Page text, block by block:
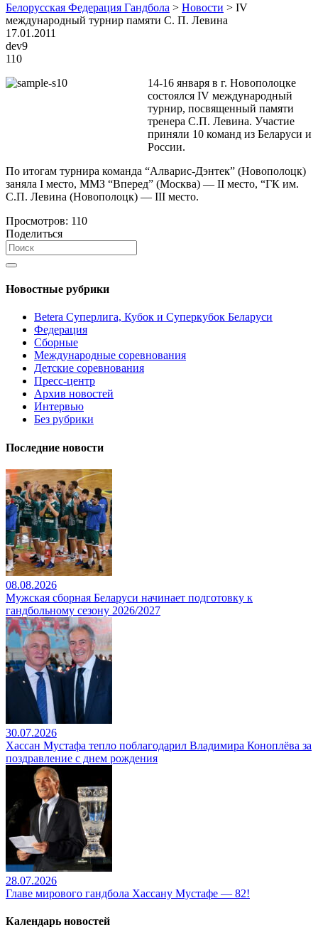
Белорусская Федерация Гандбола > Новости > IV
международный турнир памяти С. П. Левина
17.01.2011
dev9
110
14-16 января в г. Новополоцке
состоялся IV международный
турнир, посвященный памяти
тренера С.П. Левина. Участие
приняли 10 команд из Беларуси и
России.
По итогам турнира команда “Алварис-Дэнтек” (Новополоцк)
заняла I место, ММЗ “Вперед” (Москва) — II место, “ГК им.
С.П. Левина (Новополоцк) — III место.
Просмотров: 110
Поделиться
Новостные рубрики
Betera Суперлига, Кубок и Суперкубок Беларуси
Федерация
Сборные
Международные соревнования
Детские соревнования
Пресс-центр
Архив новостей
Интервью
Без рубрики
Последние новости
08.08.2026
Мужская сборная Беларуси начинает подготовку к
гандбольному сезону 2026/2027
30.07.2026
Хассан Мустафа тепло поблагодарил Владимира Коноплёва за
поздравление с днем рождения
28.07.2026
Главе мирового гандбола Хассану Мустафе — 82!
Календарь новостей